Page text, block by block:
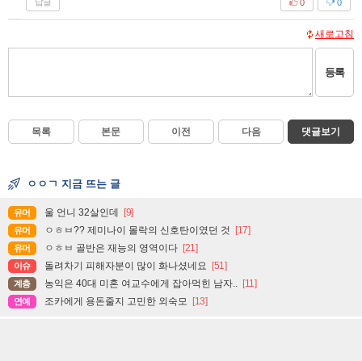
0
0
새로고침
등록
목록 본문 이전 다음 댓글보기
ㅇㅇㄱ 지금 뜨는 글
유머 울 언니 32살인데 [9]
유머 ㅇㅎㅂ?? 제미나이 몰락의 신호탄이였던 것 [17]
유머 ㅇㅎㅂ 골반은 재능의 영역이다 [21]
이슈 돌려차기 피해자분이 많이 화나셨네요 [51]
계층 농익은 40대 미혼 여교수에게 잡아먹힌 남자.. [11]
연예 조카에게 용돈줄지 고민한 외숙모 [13]